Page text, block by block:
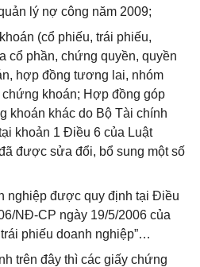
lý nợ công năm 2009;
(cổ phiếu, trái phiếu,
cổ phần, chứng quyền, quyền
hợp đồng tương lai, nhóm
khoán; Hợp đồng góp
khoán khác do Bộ Tài chính
khoản 1 Điều 6 của Luật
được sửa đổi, bổ sung một số
nghiệp được quy định tại Điều
NĐ-CP ngày 19/5/2006 của
phiếu doanh nghiệp”…
trên đây thì các giấy chứng